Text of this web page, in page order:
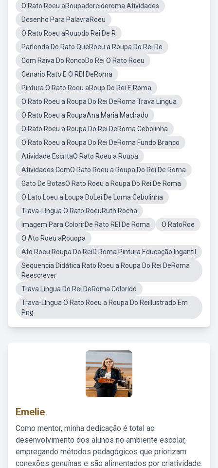
O Rato Roeu aRoupadoreideroma Atividades
Desenho Para PalavraRoeu
O Rato Roeu aRoupdo Rei De R
Parlenda Do Rato QueRoeu a Roupa Do Rei De
Com Raiva Do RoncoDo Rei O Rato Roeu
Cenario Rato E O REI DeRoma
Pintura O Rato Roeu aRoup Do Rei E Roma
O Rato Roeu a Roupa Do Rei DeRoma Trava Lingua
O Rato Roeu a RoupaAna Maria Machado
O Rato Roeu a Roupa Do Rei DeRoma Cebolinha
O Rato Roeu a Roupa Do Rei DeRoma Fundo Branco
Atividade EscritaO Rato Roeu a Roupa
Atividades ComO Rato Roeu a Roupa Do Rei De Roma
Gato De BotasO Rato Roeu a Roupa Do Rei De Roma
O Lato Loeu a Loupa DoLei De Loma Cebolinha
Trava-Língua O Rato RoeuRuth Rocha
Imagem Para ColorirDe Rato REI De Roma
O RatoRoe
O Ato Roeu aRouopa
Ato Roeu Roupa Do ReiD Roma Pintura Educação Ingantil
Sequencia Didática Rato Roeu a Roupa Do Rei DeRoma
Reescrever
Trava Lingua Do Rei DeRoma Colorido
Trava-Língua O Rato Roeu a Roupa Do ReiIlustrado Em
Png
Emelie
Como mentor, minha dedicação é total ao
desenvolvimento dos alunos no ambiente escolar,
empregando métodos pedagógicos que priorizam
conexões genuínas e são alimentados por criatividade